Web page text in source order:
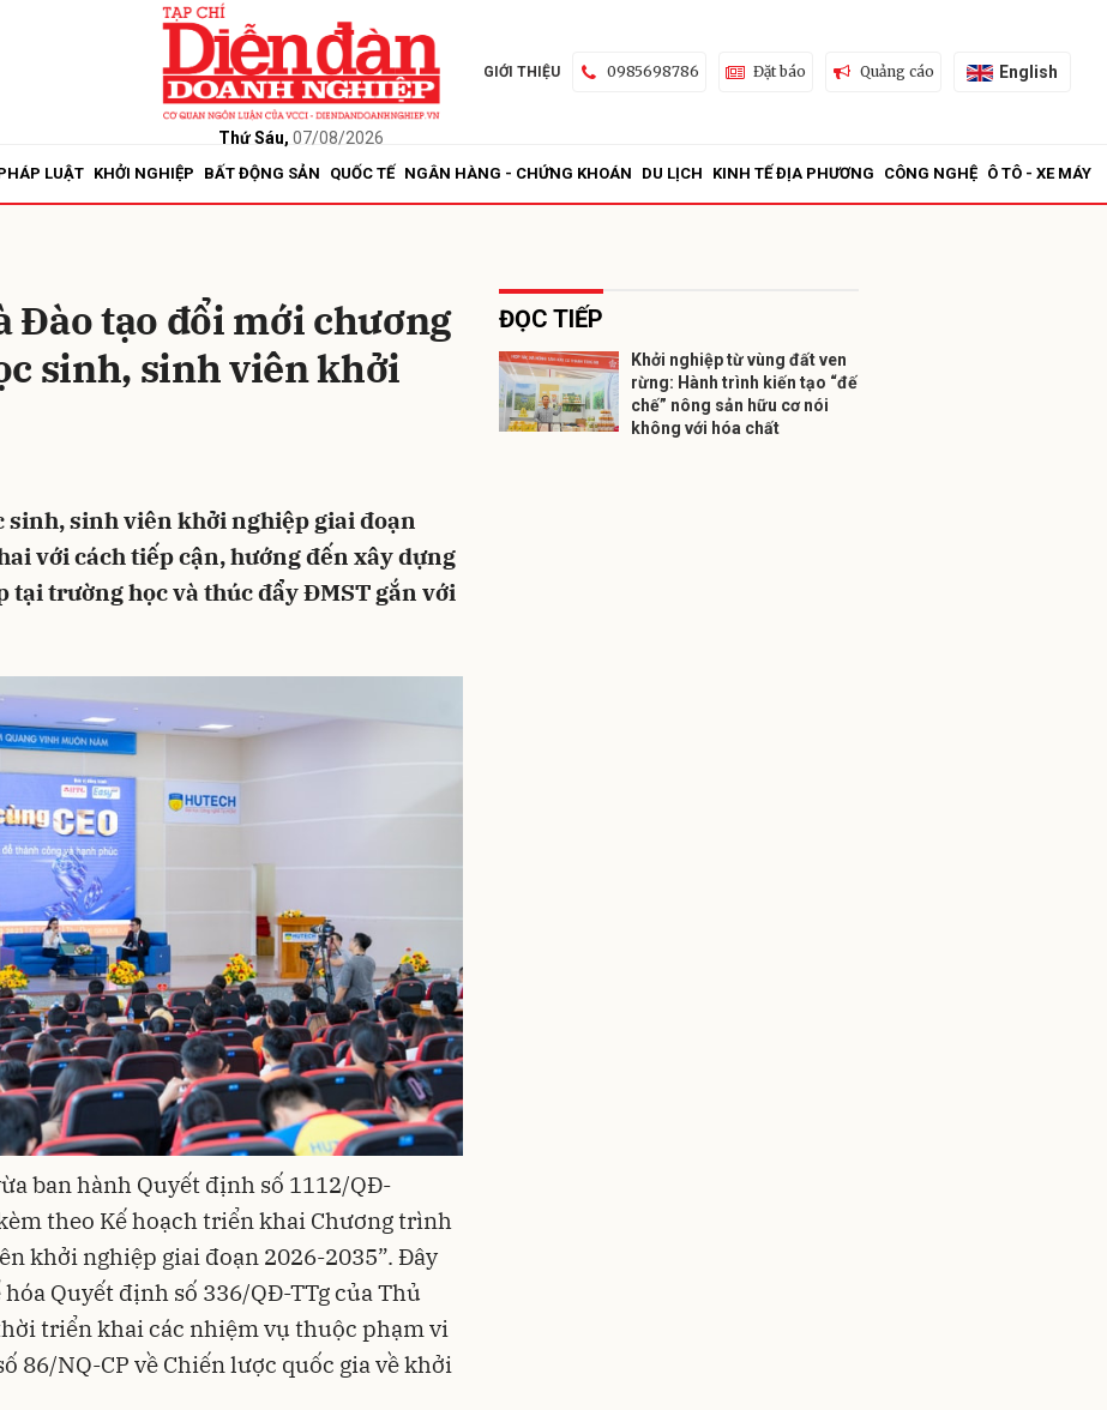
Thứ Sáu, 07/08/2026
GIỚI THIỆU 0985698786 Đặt báo Quảng cáo English
LUẬT KHỞI NGHIỆP BẤT ĐỘNG SẢN QUỐC TẾ NGÂN HÀNG - CHỨNG KHOÁN DU LỊCH KINH TẾ ĐỊA PHƯƠNG CÔNG NGHỆ Ô TÔ - XE MÁY
Đào tạo đổi mới chương
sinh, sinh viên khởi
sinh, sinh viên khởi nghiệp giai đoạn
với cách tiếp cận, hướng đến xây dựng
trường học và thúc đẩy ĐMST gắn với
ban hành Quyết định số 1112/QĐ-
theo Kế hoạch triển khai Chương trình
khởi nghiệp giai đoạn 2026-2035”. Đây
Quyết định số 336/QĐ-TTg của Thủ
triển khai các nhiệm vụ thuộc phạm vi
86/NQ-CP về Chiến lược quốc gia về khởi
ĐỌC TIẾP
Khởi nghiệp từ vùng đất ven
rừng: Hành trình kiến tạo “đế
chế” nông sản hữu cơ nói
không với hóa chất
Gửi